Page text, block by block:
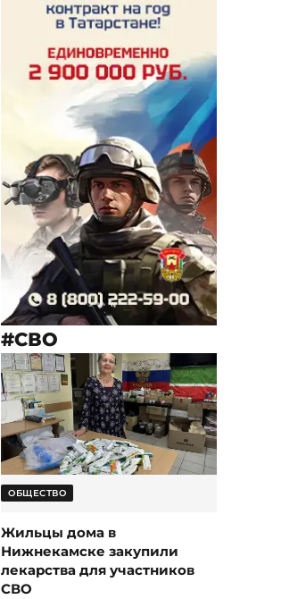
#СВО
ОБЩЕСТВО
Жильцы дома в
Нижнекамске закупили
лекарства для участников
СВО